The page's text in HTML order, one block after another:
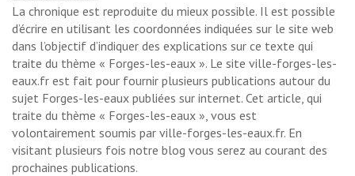
La chronique est reproduite du mieux possible. Il est possible
d’écrire en utilisant les coordonnées indiquées sur le site web
dans l’objectif d’indiquer des explications sur ce texte qui
traite du thème « Forges-les-eaux ». Le site ville-forges-les-
eaux.fr est fait pour fournir plusieurs publications autour du
sujet Forges-les-eaux publiées sur internet. Cet article, qui
traite du thème « Forges-les-eaux », vous est
volontairement soumis par ville-forges-les-eaux.fr. En
visitant plusieurs fois notre blog vous serez au courant des
prochaines publications.